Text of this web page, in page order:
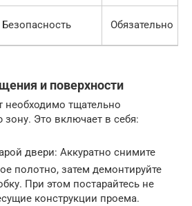
Безопасность Обязательно
и поверхности
необходимо тщательно
зону. Это включает в себя:
двери: Аккуратно снимите
полотно, затем демонтируйте
При этом постарайтесь не
конструкции проема.